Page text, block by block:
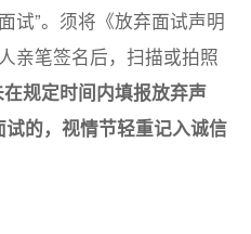
试”。须将《放弃面试声明
亲笔签名后，扫描或拍照
规定时间内填报放弃声
的，视情节轻重记入诚信